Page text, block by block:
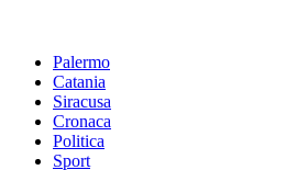
Palermo
Catania
Siracusa
Cronaca
Politica
Sport